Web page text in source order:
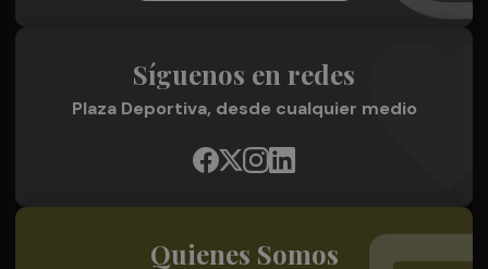
Síguenos en redes
Plaza Deportiva, desde cualquier medio
Quienes Somos